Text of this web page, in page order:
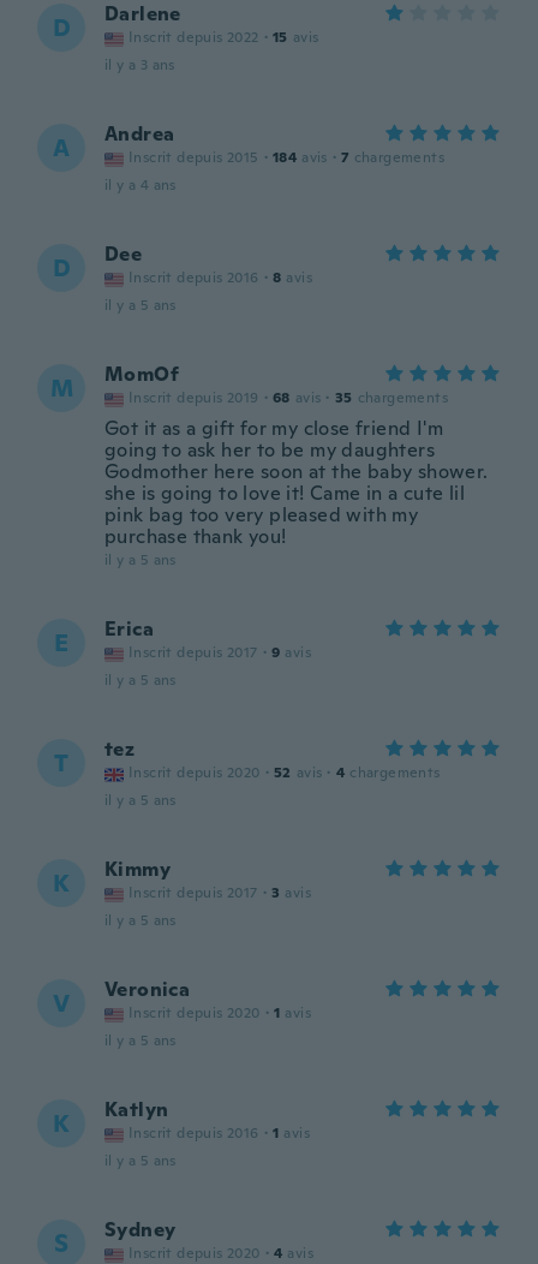
D Darlene
Inscrit depuis 2022 · 15 avis
il y a 3 ans
A Andrea
Inscrit depuis 2015 · 184 avis · 7 chargements
il y a 4 ans
D Dee
Inscrit depuis 2016 · 8 avis
il y a 5 ans
M MomOf
Inscrit depuis 2019 · 68 avis · 35 chargements
Got it as a gift for my close friend I'm
going to ask her to be my daughters
Godmother here soon at the baby shower.
she is going to love it! Came in a cute lil
pink bag too very pleased with my
purchase thank you!
il y a 5 ans
E Erica
Inscrit depuis 2017 · 9 avis
il y a 5 ans
T tez
Inscrit depuis 2020 · 52 avis · 4 chargements
il y a 5 ans
K Kimmy
Inscrit depuis 2017 · 3 avis
il y a 5 ans
V Veronica
Inscrit depuis 2020 · 1 avis
il y a 5 ans
K Katlyn
Inscrit depuis 2016 · 1 avis
il y a 5 ans
S Sydney
Inscrit depuis 2020 · 4 avis